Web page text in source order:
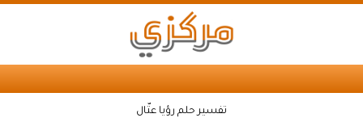
تفسير حلم رؤيا عتّال